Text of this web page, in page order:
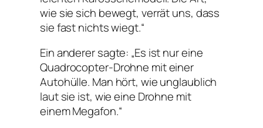
wie sie sich bewegt, verrät uns, dass
sie fast nichts wiegt.“
Ein anderer sagte: „Es ist nur eine
Quadrocopter-Drohne mit einer
Autohülle. Man hört, wie unglaublich
laut sie ist, wie eine Drohne mit
einem Megafon.“